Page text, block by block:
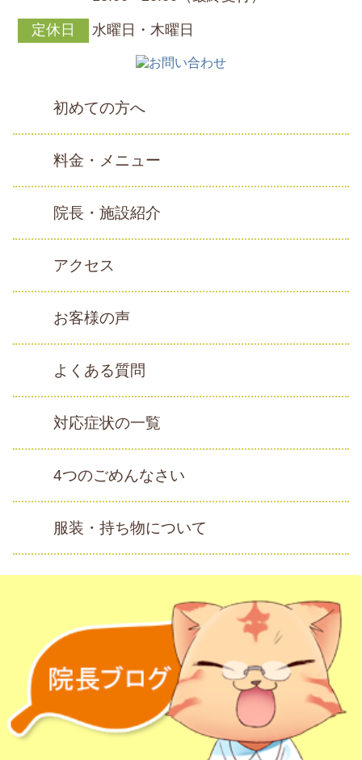
定休日 水曜日・木曜日
初めての方へ
料金・メニュー
院長・施設紹介
アクセス
お客様の声
よくある質問
対応症状の一覧
4つのごめんなさい
服装・持ち物について